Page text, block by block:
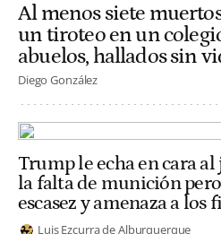
Al menos siete
un tiroteo en un
abuelos, hallados sin
Diego González
Trump le echa en cara
la falta de munición
escasez y amenaza a los
Luis Ezcurra de Alburquerque